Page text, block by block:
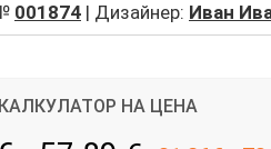
001874 | Дизайнер: Иван
КАЛКУЛАТОР НА ЦЕНА